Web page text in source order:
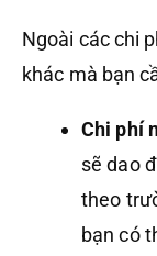
Ngoài các chi
khác mà bạn
Chi phí
sẽ dao
theo
bạn có